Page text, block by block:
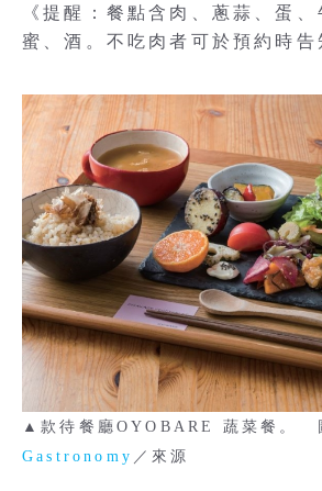
《提醒：餐點含肉、蔥蒜、蛋
蜜、酒。不吃肉者可於預約時告
▲款待餐廳OYOBARE 蔬菜餐。
Gastronomy ／來源